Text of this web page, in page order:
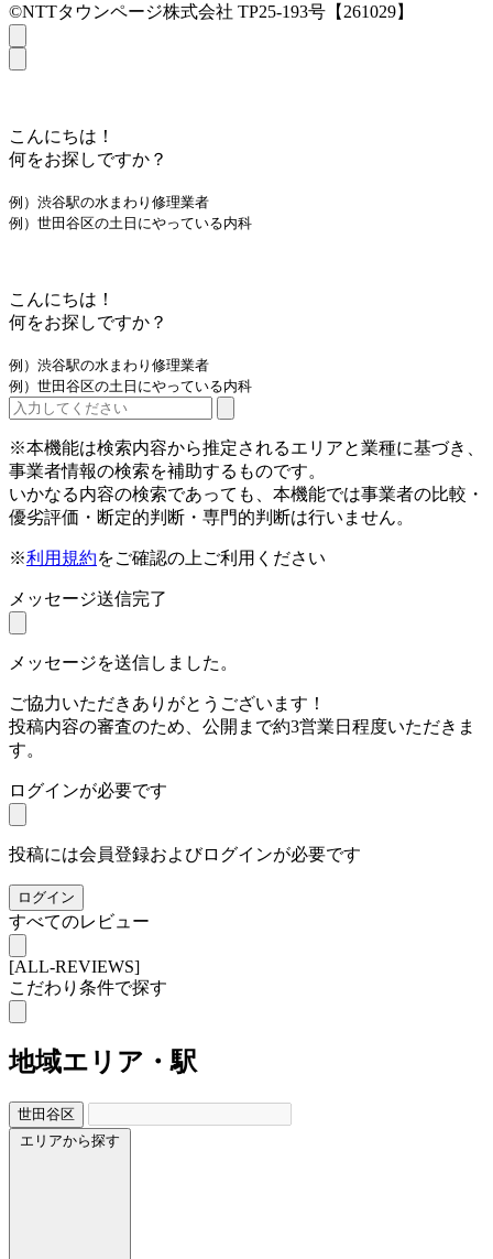
©NTTタウンページ株式会社 TP25-193号【261029】
こんにちは！
何をお探しですか？
例）渋谷駅の水まわり修理業者
例）世田谷区の土日にやっている内科
こんにちは！
何をお探しですか？
例）渋谷駅の水まわり修理業者
例）世田谷区の土日にやっている内科
※本機能は検索内容から推定されるエリアと業種に基づき、
事業者情報の検索を補助するものです。
いかなる内容の検索であっても、本機能では事業者の比較・
優劣評価・断定的判断・専門的判断は行いません。
※利用規約をご確認の上ご利用ください
メッセージ送信完了
メッセージを送信しました。
ご協力いただきありがとうございます！
投稿内容の審査のため、公開まで約3営業日程度いただきま
す。
ログインが必要です
投稿には会員登録およびログインが必要です
ログイン
すべてのレビュー
[ALL-REVIEWS]
こだわり条件で探す
地域エリア・駅
世田谷区
エリアから探す